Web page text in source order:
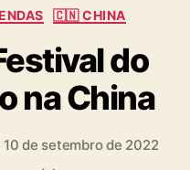
🇨🇳 CHINA
do
na China
10 de setembro de 2022